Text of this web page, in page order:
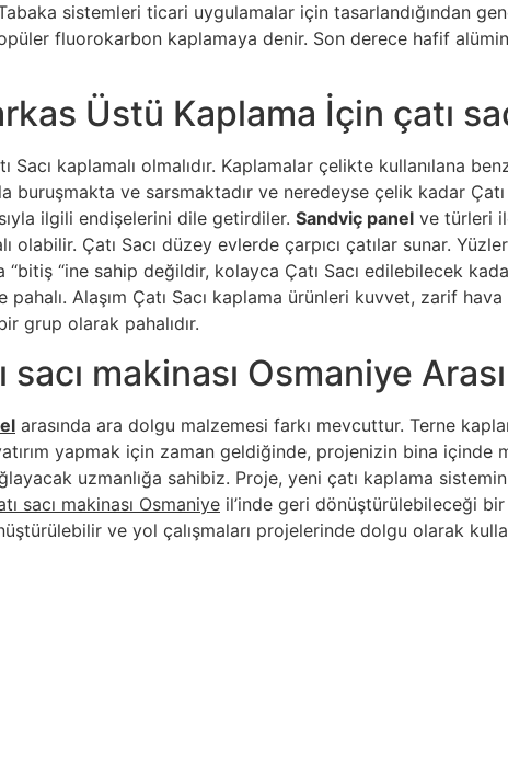
sistemleri ticari uygulamalar için tasarlandığından
fluorokarbon kaplamaya denir. Son derece hafif
Üstü Kaplama İçin çatı
kaplamalı olmalıdır. Kaplamalar çelikte kullanılana
buruşmakta ve sarsmaktadır ve neredeyse çelik kadar
ilgili endişelerini dile getirdiler. Sandviç panel ve türleri
Çatı Sacı düzey evlerde çarpıcı çatılar sunar.
“bitiş “ine sahip değildir, kolayca Çatı Sacı edilebilecek
Alaşım Çatı Sacı kaplama ürünleri kuvvet, zarif
grup olarak pahalıdır.
makinası Osmaniye
arasında ara dolgu malzemesi farkı mevcuttur. Terne
yapmak için zaman geldiğinde, projenizin bina
uzmanlığa sahibiz. Proje, yeni çatı kaplama
sacı makinası Osmaniye il’inde geri dönüştürülebileceği
ve yol çalışmaları projelerinde dolgu olarak